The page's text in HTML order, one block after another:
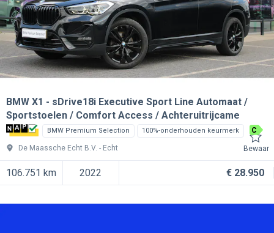
BMW X1
sDrive18i Executive Sport Line Automaat /
Sportstoelen / Comfort Access / Achteruitrijcame
BMW Premium Selection 100%-onderhouden keurmerk C
De Maassche Echt B.V. Echt Bewaar
106.751 km 2022 € 28.950